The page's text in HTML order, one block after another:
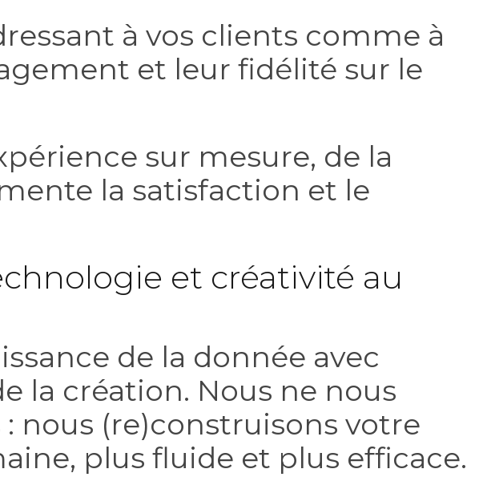
à vos clients comme à
et leur fidélité sur le
sur mesure, de la
la satisfaction et le
et créativité au
de la donnée avec
la création. Nous ne nous
nous (re)construisons votre
plus fluide et plus efficace.